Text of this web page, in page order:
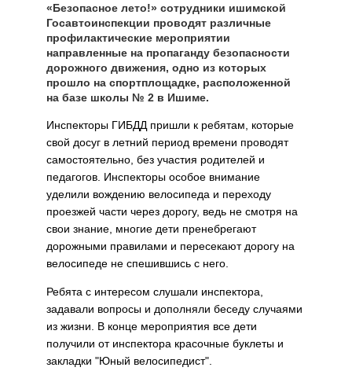
«Безопасное лето!» сотрудники ишимской
Госавтоинспекции проводят различные
профилактические мероприятии
направленные на пропаганду безопасности
дорожного движения, одно из которых
прошло на спортплощадке, расположенной
на базе школы № 2 в Ишиме.
Инспекторы ГИБДД пришли к ребятам, которые
свой досуг в летний период времени проводят
самостоятельно, без участия родителей и
педагогов. Инспекторы особое внимание
уделили вождению велосипеда и переходу
проезжей части через дорогу, ведь не смотря на
свои знание, многие дети пренебрегают
дорожными правилами и пересекают дорогу на
велосипеде не спешившись с него.
Ребята с интересом слушали инспектора,
задавали вопросы и дополняли беседу случаями
из жизни. В конце мероприятия все дети
получили от инспектора красочные буклеты и
закладки "Юный велосипедист".